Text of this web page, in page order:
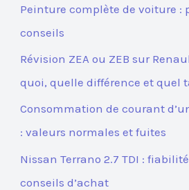
Peinture complète de voiture :
conseils
Révision ZEA ou ZEB sur
quoi, quelle différence et quel
Consommation de courant
: valeurs normales et fuites
Nissan Terrano 2.7 TDI :
conseils d’achat